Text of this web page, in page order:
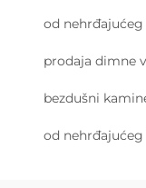
od
prodaja dimne
bezdušni
od nehrđajućeg